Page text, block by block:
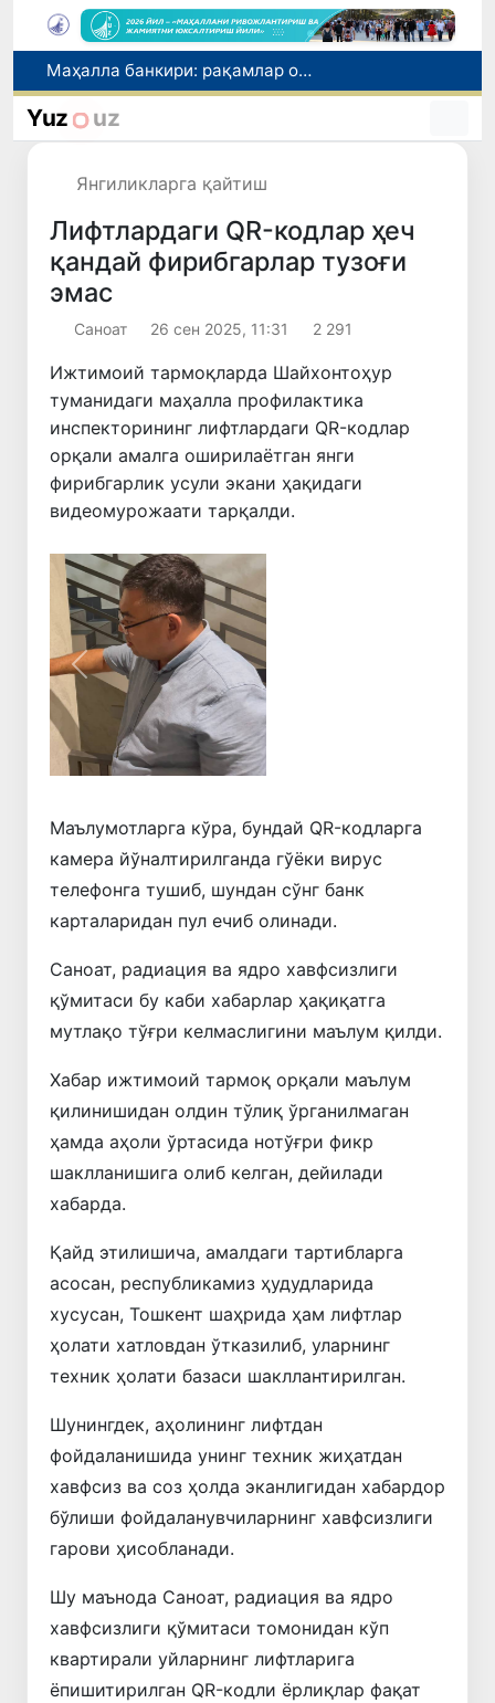
Ўзбекистонда «Shunqor-88» инновацион дрон-интерсептори яратилди
«Президент Администрацияси тўғрисида»ги конституциявий қонун Сенатга юборилди
Yuz uz
Янгиликларга қайтиш
Лифтлардаги QR-кодлар ҳеч
қандай фирибгарлар тузоғи
эмас
Саноат 26 сен 2025, 11:31 2 291
Ижтимоий тармоқларда Шайхонтоҳур
туманидаги маҳалла профилактика
инспекторининг лифтлардаги QR-кодлар
орқали амалга оширилаётган янги
фирибгарлик усули экани ҳақидаги
видеомурожаати тарқалди.
Олдинги
Маълумотларга кўра, бундай QR-кодларга
камера йўналтирилганда гўёки вирус
телефонга тушиб, шундан сўнг банк
карталаридан пул ечиб олинади.
Саноат, радиация ва ядро хавфсизлиги
қўмитаси бу каби хабарлар ҳақиқатга
мутлақо тўғри келмаслигини маълум қилди.
Хабар ижтимоий тармоқ орқали маълум
қилинишидан олдин тўлиқ ўрганилмаган
ҳамда аҳоли ўртасида нотўғри фикр
шаклланишига олиб келган, дейилади
хабарда.
Қайд этилишича, амалдаги тартибларга
асосан, республикамиз ҳудудларида
хусусан, Тошкент шаҳрида ҳам лифтлар
ҳолати хатловдан ўтказилиб, уларнинг
техник ҳолати базаси шакллантирилган.
Шунингдек, аҳолининг лифтдан
фойдаланишида унинг техник жиҳатдан
хавфсиз ва соз ҳолда эканлигидан хабардор
бўлиши фойдаланувчиларнинг хавфсизлиги
гарови ҳисобланади.
Шу маънода Саноат, радиация ва ядро
хавфсизлиги қўмитаси томонидан кўп
квартирали уйларнинг лифтларига
ёпишитирилган QR-кодли ёрлиқлар фақат